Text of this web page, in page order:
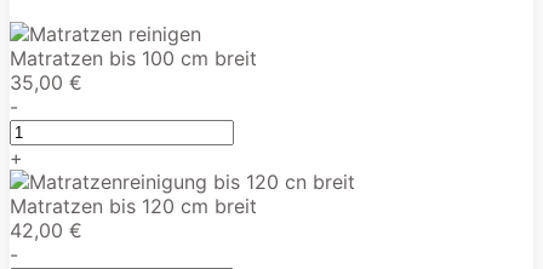
Matratzen bis 100 cm breit
35,00 €
-
+
Matratzen bis 120 cm breit
42,00 €
-